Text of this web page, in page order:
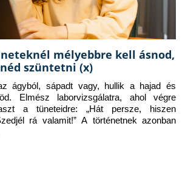
mélyebbre kell ásnod,
szüntetni (x)
ágyból, sápadt vagy, hullik a hajad és
Elmész laborvizsgálatra, ahol végre
a tüneteidre: „Hát persze, hiszen
rá valamit!” A történetnek azonban